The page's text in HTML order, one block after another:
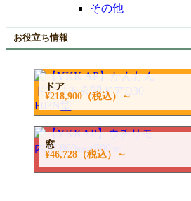
その他
お役立ち情報
ドア
¥218,900（税込）～
窓
¥46,728（税込）～